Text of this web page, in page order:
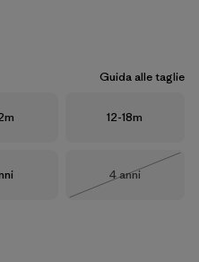
Guida alle taglie
Taglia
12-18m
Taglia
4 anni